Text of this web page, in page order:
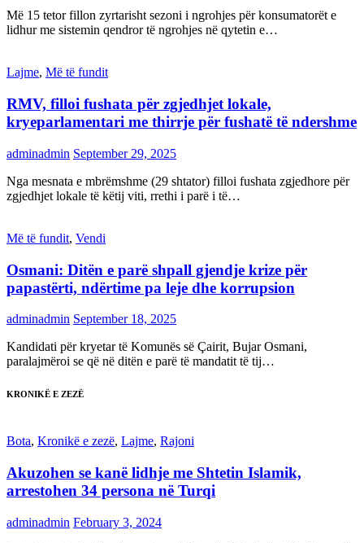
Më 15 tetor fillon zyrtarisht sezoni i ngrohjes për konsumatorët e
lidhur me sistemin qendror të ngrohjes në qytetin e…
Lajme, Më të fundit
RMV, filloi fushata për zgjedhjet lokale,
kryeparlamentari me thirrje për fushatë të ndershme
adminadmin September 29, 2025
Nga mesnata e mbrëmshme (29 shtator) filloi fushata zgjedhore për
zgjedhjet lokale të këtij viti, rrethi i parë i të…
Më të fundit, Vendi
Osmani: Ditën e parë shpall gjendje krize për
papastërti, ndërtime pa leje dhe korrupsion
adminadmin September 18, 2025
Kandidati për kryetar të Komunës së Çairit, Bujar Osmani,
paralajmëroi se që në ditën e parë të mandatit të tij…
KRONIKË E ZEZË
Bota, Kronikë e zezë, Lajme, Rajoni
Akuzohen se kanë lidhje me Shtetin Islamik,
arrestohen 34 persona në Turqi
adminadmin February 3, 2024